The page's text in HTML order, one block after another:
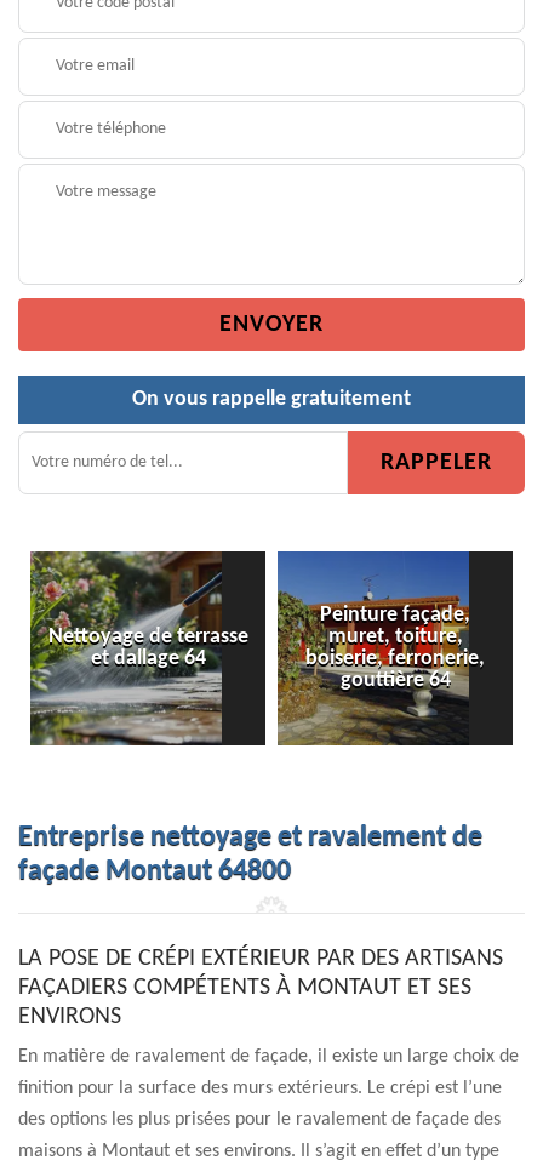
On vous rappelle gratuitement
Nettoyage de terrasse
et dallage 64
Peinture façade,
muret, toiture,
boiserie, ferronerie,
gouttière 64
Entreprise nettoyage et ravalement de
façade Montaut 64800
LA POSE DE CRÉPI EXTÉRIEUR PAR DES ARTISANS
FAÇADIERS COMPÉTENTS À MONTAUT ET SES
ENVIRONS
En matière de ravalement de façade, il existe un large choix de
finition pour la surface des murs extérieurs. Le crépi est l’une
des options les plus prisées pour le ravalement de façade des
maisons à Montaut et ses environs. Il s’agit en effet d’un type